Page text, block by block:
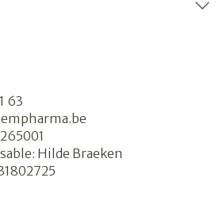
63
265001
Hilde Braeken